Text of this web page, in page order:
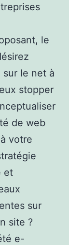
le
le net à
stopper
de web
votre
et
sur
site ?
e-